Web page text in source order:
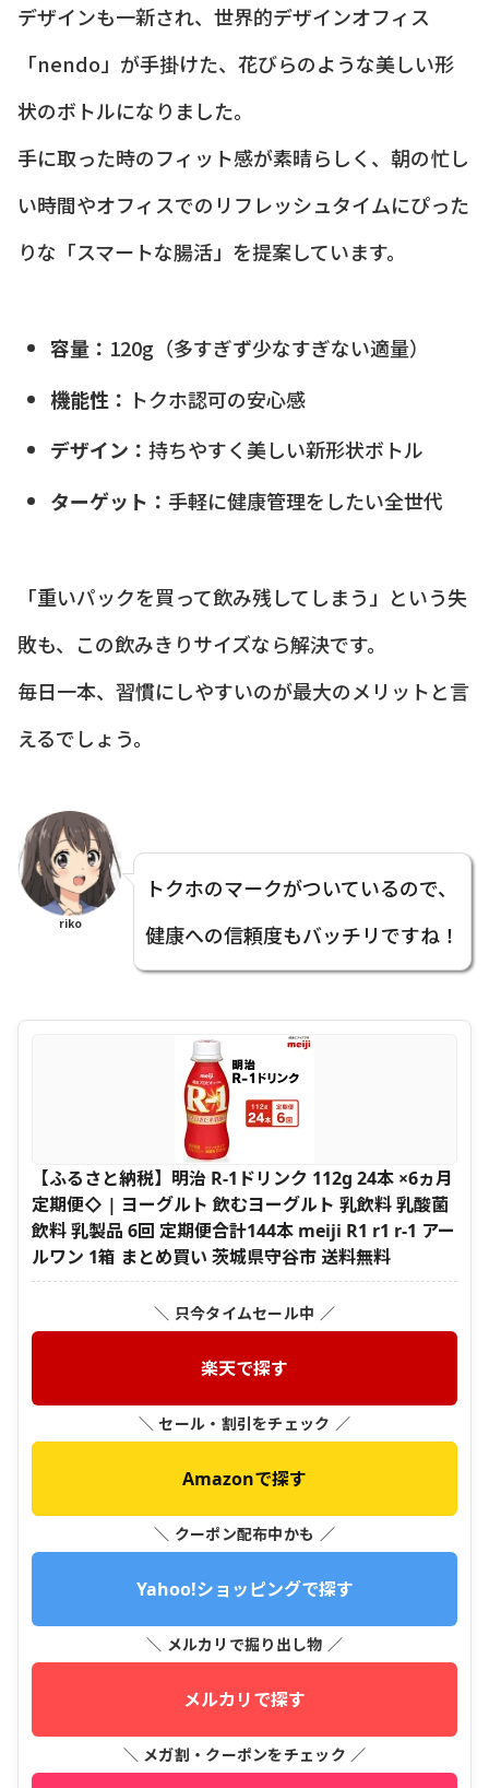
デザインも一新され、世界的デザインオフィス
「nendo」が手掛けた、花びらのような美しい形
状のボトルになりました。
手に取った時のフィット感が素晴らしく、朝の忙し
い時間やオフィスでのリフレッシュタイムにぴった
りな「スマートな腸活」を提案しています。
容量： 120g（多すぎず少なすぎない適量）
機能性： トクホ認可の安心感
デザイン： 持ちやすく美しい新形状ボトル
ターゲット： 手軽に健康管理をしたい全世代
「重いパックを買って飲み残してしまう」という失
敗も、この飲みきりサイズなら解決です。
毎日一本、習慣にしやすいのが最大のメリットと言
えるでしょう。
riko
トクホのマークがついているので、
健康への信頼度もバッチリですね！
【ふるさと納税】明治 R-1ドリンク 112g 24本 ×6ヵ月
定期便◇ | ヨーグルト 飲むヨーグルト 乳飲料 乳酸菌
飲料 乳製品 6回 定期便合計144本 meiji R1 r1 r-1 アー
ルワン 1箱 まとめ買い 茨城県守谷市 送料無料
＼ 只今タイムセール中 ／
楽天で探す
＼ セール・割引をチェック ／
Amazonで探す
＼ クーポン配布中かも ／
Yahoo!ショッピングで探す
＼ メルカリで掘り出し物 ／
メルカリで探す
＼ メガ割・クーポンをチェック ／